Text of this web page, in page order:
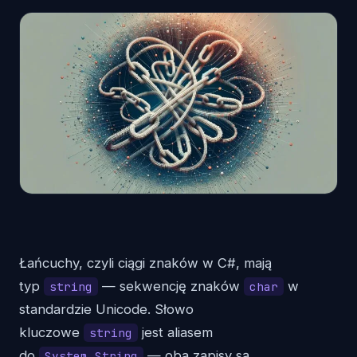
Łańcuchy, czyli ciągi znaków w C#, mają
typ
string — sekwencję znaków char
w
standardzie Unicode. Słowo
kluczowe
string
jest aliasem